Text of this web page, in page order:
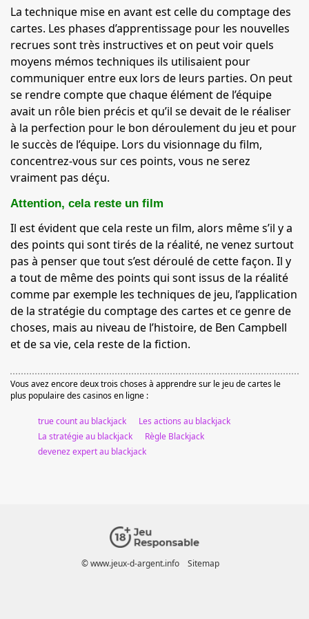
La technique mise en avant est celle du comptage des
cartes. Les phases d’apprentissage pour les nouvelles
recrues sont très instructives et on peut voir quels
moyens mémos techniques ils utilisaient pour
communiquer entre eux lors de leurs parties. On peut
se rendre compte que chaque élément de l’équipe
avait un rôle bien précis et qu’il se devait de le réaliser
à la perfection pour le bon déroulement du jeu et pour
le succès de l’équipe. Lors du visionnage du film,
concentrez-vous sur ces points, vous ne serez
vraiment pas déçu.
Attention, cela reste un film
Il est évident que cela reste un film, alors même s’il y a
des points qui sont tirés de la réalité, ne venez surtout
pas à penser que tout s’est déroulé de cette façon. Il y
a tout de même des points qui sont issus de la réalité
comme par exemple les techniques de jeu, l’application
de la stratégie du comptage des cartes et ce genre de
choses, mais au niveau de l’histoire, de Ben Campbell
et de sa vie, cela reste de la fiction.
Vous avez encore deux trois choses à apprendre sur le jeu de cartes le
plus populaire des casinos en ligne :
true count au blackjack
Les actions au blackjack
La stratégie au blackjack
Règle Blackjack
devenez expert au blackjack
© www.jeux-d-argent.info Sitemap